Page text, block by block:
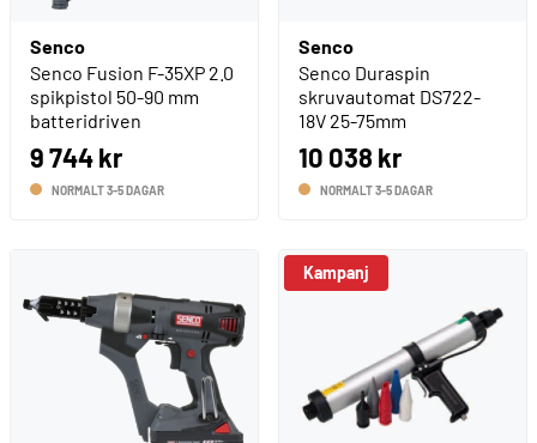
Senco
Senco Fusion F-35XP 2.0
spikpistol 50-90 mm
batteridriven
9 744 kr
NORMALT 3-5 DAGAR
Senco
Senco Duraspin
skruvautomat DS722-
18V 25-75mm
10 038 kr
NORMALT 3-5 DAGAR
Kampanj